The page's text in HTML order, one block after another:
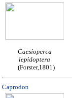
Caesioperca
lepidoptera
(Forster,1801)
Caprodon